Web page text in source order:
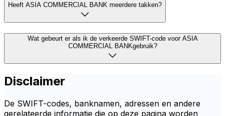
Heeft ASIA COMMERCIAL BANK meerdere takken?
Wat gebeurt er als ik de verkeerde SWIFT-code voor ASIA
COMMERCIAL BANKgebruik?
Disclaimer
De SWIFT-codes, banknamen, adressen en andere
gerelateerde informatie die op deze pagina worden